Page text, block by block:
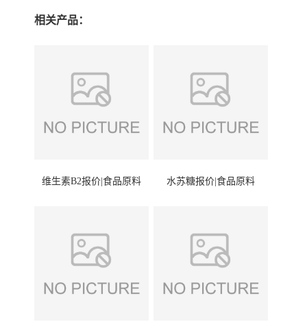
相关产品：
维生素B2报价|食品原料 水苏糖报价|食品原料